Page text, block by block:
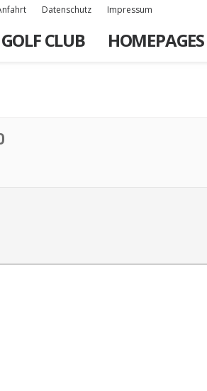
Datenschutz Impressum
CLUB HOMEPAGES